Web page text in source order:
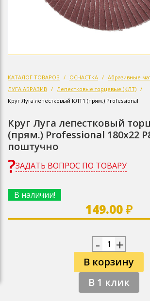
КАТАЛОГ ТОВАРОВ ОСНАСТКА
Абразивные
ЛУГА АБРАЗИВ
Лепестковые торцевые (КЛТ)
Круг Луга лепестковый КЛТ1 (прям.) Professional
Круг Луга лепестковый
(прям.) Professional 180х22
поштучно
ЗАДАТЬ ВОПРОС ПО ТОВАРУ
В наличии!
149.00 ₽
- +
В корзину
В 1 клик